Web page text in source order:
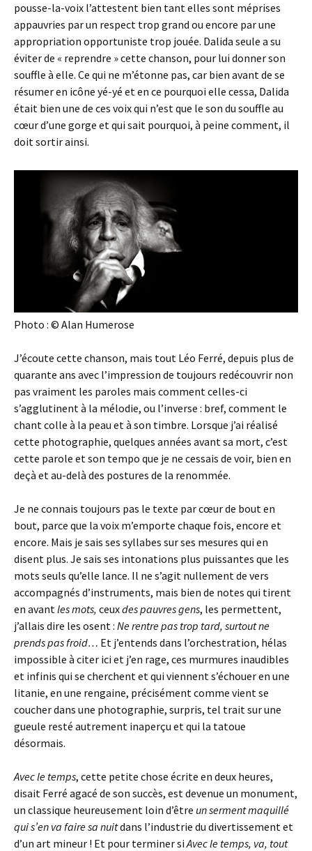
pousse-la-voix l’attestent bien tant elles sont méprises
appauvries par un respect trop grand ou encore par une
appropriation opportuniste trop jouée. Dalida seule a su
éviter de « reprendre » cette chanson, pour lui donner son
souffle à elle. Ce qui ne m’étonne pas, car bien avant de se
résumer en icône yé-yé et en ce pourquoi elle cessa, Dalida
était bien une de ces voix qui n’est que le son du souffle au
cœur d’une gorge et qui sait pourquoi, à peine comment, il
doit sortir ainsi.
Photo : © Alan Humerose
J’écoute cette chanson, mais tout Léo Ferré, depuis plus de
quarante ans avec l’impression de toujours redécouvrir non
pas vraiment les paroles mais comment celles-ci
s’agglutinent à la mélodie, ou l’inverse : bref, comment le
chant colle à la peau et à son timbre. Lorsque j’ai réalisé
cette photographie, quelques années avant sa mort, c’est
cette parole et son tempo que je ne cessais de voir, bien en
deçà et au-delà des postures de la renommée.
Je ne connais toujours pas le texte par cœur de bout en
bout, parce que la voix m’emporte chaque fois, encore et
encore. Mais je sais ses syllabes sur ses mesures qui en
disent plus. Je sais ses intonations plus puissantes que les
mots seuls qu’elle lance. Il ne s’agit nullement de vers
accompagnés d’instruments, mais bien de notes qui tirent
en avant les mots, ceuxdes pauvres gens, les permettent,
j’allais dire les osent : Ne rentre pas trop tard, surtout ne
prends pas froid… Et j’entends dans l’orchestration, hélas
impossible à citer ici et j’en rage, ces murmures inaudibles
et infinis qui se cherchent et qui viennent s’échouer en une
litanie, en une rengaine, précisément comme vient se
coucher dans une photographie, surpris, tel trait sur une
gueule resté autrement inaperçu et qui la tatoue
désormais.
Avec le temps, cette petite chose écrite en deux heures,
disait Ferré agacé de son succès, est devenue un monument,
un classique heureusement loin d’être un serment maquillé
qui s’en va faire sa nuitdans l’industrie du divertissement et
d’un art mineur ! Et pour terminer siAvec le temps, va, tout